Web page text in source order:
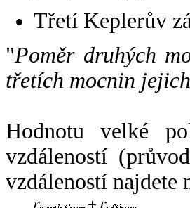
Třetí Keplerův
"Poměr druhých
třetích mocnin
Hodnotu velké
vzdáleností
vzdáleností najdete